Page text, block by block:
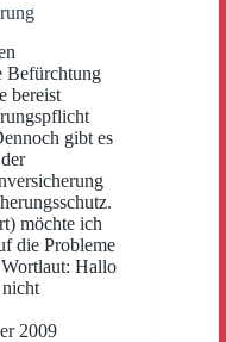
Befürchtung
bereist
gibt es
möchte ich
die Probleme
Hallo
2009